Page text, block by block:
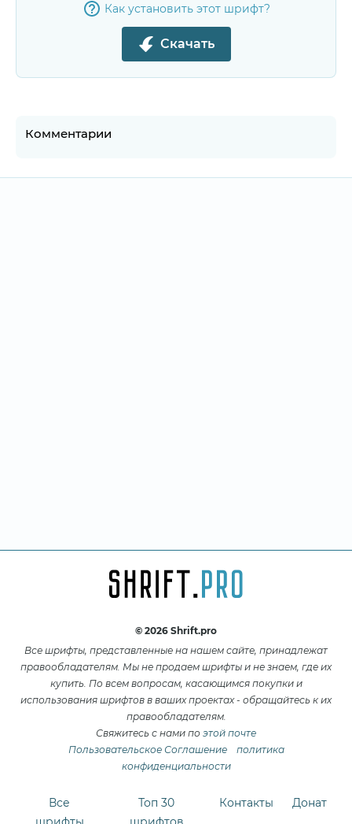
Как установить этот шрифт?
Скачать
Комментарии
© 2026 Shrift.pro
Все шрифты, представленные на нашем сайте, принадлежат
правообладателям. Мы не продаем шрифты и не знаем, где их
купить. По всем вопросам, касающимся покупки и
использования шрифтов в ваших проектах - обращайтесь к их
правообладателям.
Свяжитесь с нами по этой почте
Пользовательское Соглашение
политика
конфиденциальности
Все
Топ 30
Контакты Донат